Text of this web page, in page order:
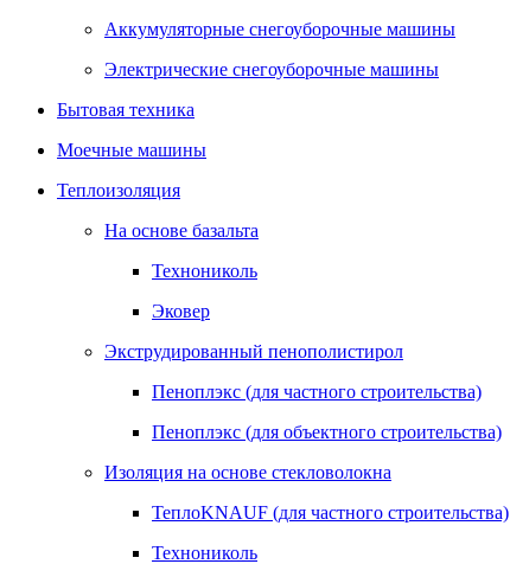
Аккумуляторные снегоуборочные машины
Электрические снегоуборочные машины
Бытовая техника
Моечные машины
Теплоизоляция
На основе базальта
Технониколь
Эковер
Экструдированный пенополистирол
Пеноплэкс (для частного строительства)
Пеноплэкс (для объектного строительства)
Изоляция на основе стекловолокна
ТеплоKNAUF (для частного строительства)
Технониколь